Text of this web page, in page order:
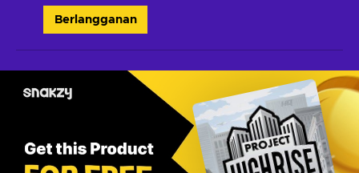
Berlangganan